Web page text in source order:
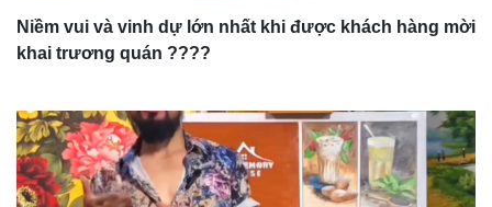
Niềm vui và vinh dự lớn nhất khi được khách hàng mời
khai trương quán ????